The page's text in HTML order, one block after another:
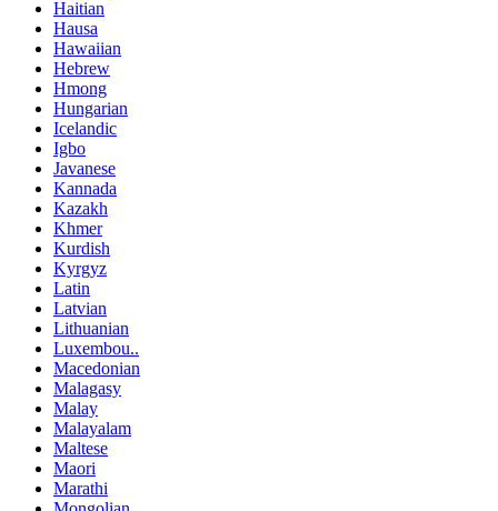
Haitian
Hausa
Hawaiian
Hebrew
Hmong
Hungarian
Icelandic
Igbo
Javanese
Kannada
Kazakh
Khmer
Kurdish
Kyrgyz
Latin
Latvian
Lithuanian
Luxembou..
Macedonian
Malagasy
Malay
Malayalam
Maltese
Maori
Marathi